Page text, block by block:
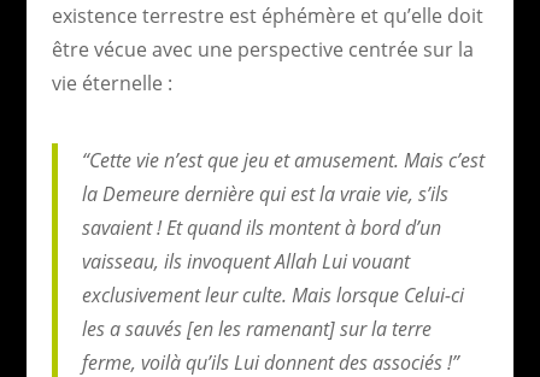
existence terrestre est éphémère et qu’elle doit
être vécue avec une perspective centrée sur la
vie éternelle :
“Cette vie n’est que jeu et amusement. Mais c’est
la Demeure dernière qui est la vraie vie, s’ils
savaient ! Et quand ils montent à bord d’un
vaisseau, ils invoquent Allah Lui vouant
exclusivement leur culte. Mais lorsque Celui-ci
les a sauvés [en les ramenant] sur la terre
ferme, voilà qu’ils Lui donnent des associés !”